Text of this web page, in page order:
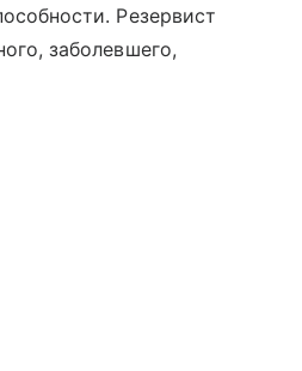
Резервист
заболевшего,